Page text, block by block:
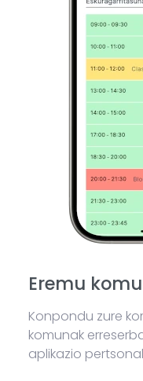
Eremu
Konpondu zure
komunak
aplikazio